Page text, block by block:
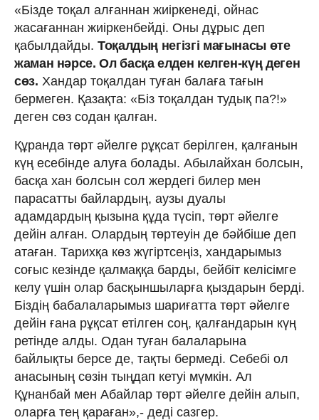
«Бізде тоқал алғаннан жиіркенеді, ойнас
жасағаннан жиіркенбейді. Оны дұрыс деп
қабылдайды. Тоқалдың негізгі мағынасы өте
жаман нәрсе. Ол басқа елден келген-күң деген
сөз. Хандар тоқалдан туған балаға тағын
бермеген. Қазақта: «Біз тоқалдан тудық па?!»
деген сөз содан қалған.
Құранда төрт әйелге рұқсат берілген, қалғанын
күң есебінде алуға болады. Абылайхан болсын,
басқа хан болсын сол жердегі билер мен
парасатты байлардың, аузы дуалы
адамдардың қызына құда түсіп, төрт әйелге
дейін алған. Олардың төртеуін де бәйбіше деп
атаған. Тарихқа көз жүгіртсеңіз, хандарымыз
соғыс кезінде қалмаққа барды, бейбіт келісімге
келу үшін олар басқыншыларға қыздарын берді.
Біздің бабалаларымыз шариғатта төрт әйелге
дейін ғана рұқсат етілген соң, қалғандарын күң
ретінде алды. Одан туған балаларына
байлықты берсе де, тақты бермеді. Себебі ол
анасының сөзін тыңдап кетуі мүмкін. Ал
Құнанбай мен Абайлар төрт әйелге дейін алып,
оларға тең қараған»,- деді сазгер.